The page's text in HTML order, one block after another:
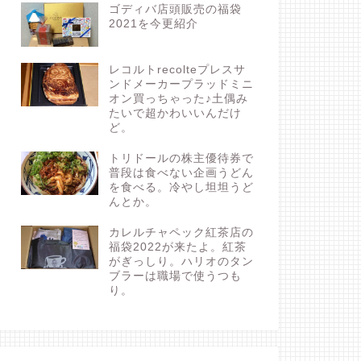
ゴディバ店頭販売の福袋
2021を今更紹介
レコルトrecolteプレスサ
ンドメーカープラッドミニ
オン買っちゃった♪土偶み
たいで超かわいいんだけ
ど。
トリドールの株主優待券で
普段は食べない企画うどん
を食べる。冷やし坦坦うど
んとか。
カレルチャペック紅茶店の
福袋2022が来たよ。紅茶
がぎっしり。ハリオのタン
ブラーは職場で使うつも
り。